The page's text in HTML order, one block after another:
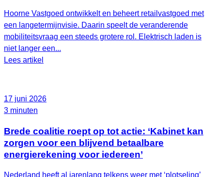
Hoorne Vastgoed ontwikkelt en beheert retailvastgoed met
een langetermijnvisie. Daarin speelt de veranderende
mobiliteitsvraag een steeds grotere rol. Elektrisch laden is
niet langer een...
Lees artikel
17 juni 2026
3 minuten
Brede coalitie roept op tot actie: ‘Kabinet kan
zorgen voor een blijvend betaalbare
energierekening voor iedereen’
Nederland heeft al jarenlang telkens weer met ‘plotseling’